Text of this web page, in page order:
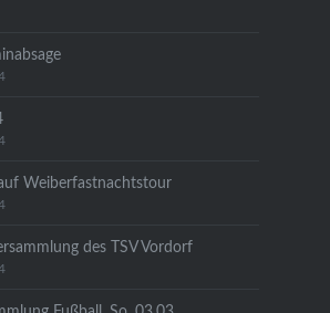
Weiberfastnachtstour
des TSV Vordorf